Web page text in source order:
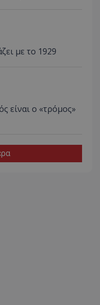
με το 1929
είναι ο «τρόμος»